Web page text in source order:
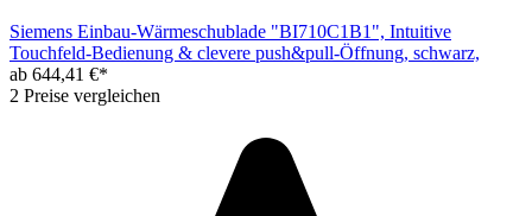
Siemens Einbau-Wärmeschublade "BI710C1B1", Intuitive
Touchfeld-Bedienung & clevere push&pull-Öffnung, schwarz,
ab 644,41 €*
2 Preise vergleichen